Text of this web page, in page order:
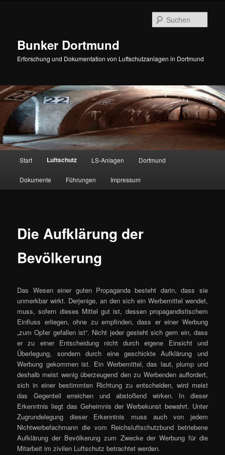
Bunker Dortmund
Erforschung und Dokumentation von Luftschutzanlagen in Dortmund
Start Luftschutz LS-Anlagen Dortmund
Dokumente Führungen Impressum
Die Aufklärung der
Bevölkerung
Das Wesen einer guten Propaganda besteht darin, dass sie
unmerkbar wirkt. Derjenige, an den sich ein Werbemittel wendet,
muss, sofern dieses Mittel gut ist, dessen propagandistischem
Einfluss erliegen, ohne zu empfinden, dass er einer Werbung
„zum Opfer gefallen ist“. Nicht jeder gesteht sich gern ein, dass
er zu einer Entscheidung nicht durch eigene Einsicht und
Überlegung, sondern durch eine geschickte Aufklärung und
Werbung gekommen ist. Ein Werbemittel, das laut, plump und
deshalb meist wenig überzeugend den zu Werbenden auffordert,
sich in einer bestimmten Richtung zu entscheiden, wird meist
das Gegenteil erreichen und abstoßend wirken. In dieser
Erkenntnis liegt das Geheimnis der Werbekunst bewahrt. Unter
Zugrundelegung dieser Erkenntnis muss auch von jedem
Nichtwerbefachmann die vom Reichsluftschutzbund betriebene
Aufklärung der Bevölkerung zum Zwecke der Werbung für die
Mitarbeit im zivilen Luftschutz betrachtet werden.